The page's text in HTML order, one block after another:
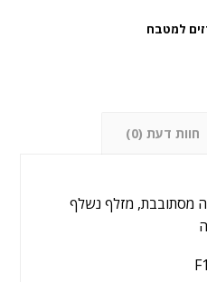
למטבח
חוות דעת (0)
מסתובבת, מזלף נשלף